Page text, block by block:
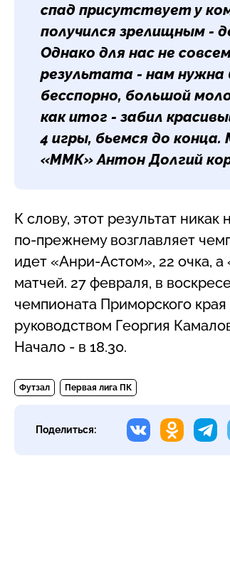
спад присутствует у
получился зрелищным -
Однако для нас не
результата - нам нужна
бесспорно, большой
как итог - забил
4 игры, бьемся до
«ММК»Антон Долгий
К слову, этот результат
по-прежнему возглавляет
идет «Анри-Астом», 22 очка,
матчей. 27 февраля, в
чемпионата Приморского
руководством Георгия
Начало - в 18.30.
Футзал Первая лига ПК
Поделиться: